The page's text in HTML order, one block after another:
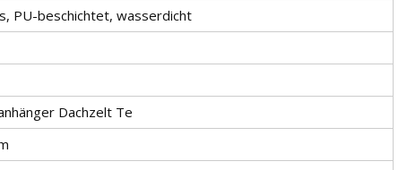
PU-beschichtet, wasserdicht
Dachzelt Te